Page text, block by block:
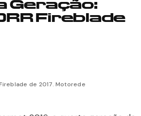
Geração:
Fireblade
Fireblade de 2017. Motorede